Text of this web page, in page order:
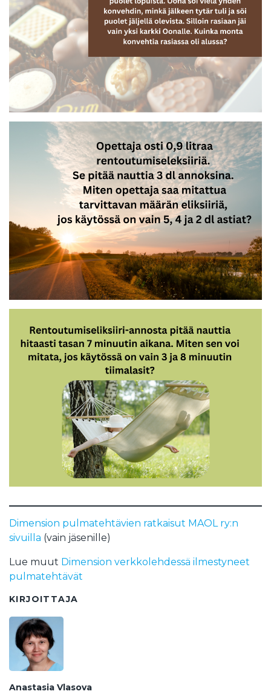
Dimension pulmatehtävien ratkaisut MAOL ry:n
sivuilla (vain jäsenille)
Lue muut Dimension verkkolehdessä ilmestyneet
pulmatehtävät
KIRJOITTAJA
Anastasia Vlasova